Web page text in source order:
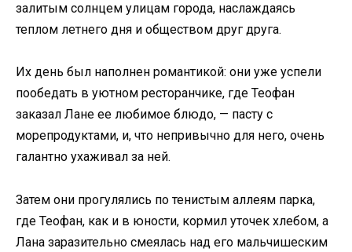
залитым солнцем улицам города, наслаждаясь
теплом летнего дня и обществом друг друга.
Их день был наполнен романтикой: они уже успели
пообедать в уютном ресторанчике, где Теофан
заказал Лане ее любимое блюдо, — пасту с
морепродуктами, и, что непривычно для него, очень
галантно ухаживал за ней.
Затем они прогулялись по тенистым аллеям парка,
где Теофан, как и в юности, кормил уточек хлебом, а
Лана заразительно смеялась над его мальчишеским